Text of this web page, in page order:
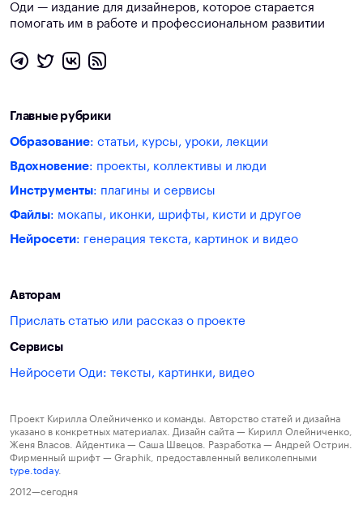
Оди — издание для дизайнеров, которое старается
помогать им в работе и профессиональном развитии
Главные рубрики
Образование: статьи, курсы, уроки, лекции
Вдохновение: проекты, коллективы и люди
Инструменты: плагины и сервисы
Файлы: мокапы, иконки, шрифты, кисти и другое
Нейросети: генерация текста, картинок и видео
Авторам
Прислать статью или рассказ о проекте
Сервисы
Нейросети Оди: тексты, картинки, видео
Проект Кирилла Олейниченко и команды. Авторство статей и дизайна
указано в конкретных материалах. Дизайн сайта — Кирилл Олейниченко,
Женя Власов. Айдентика — Саша Швецов. Разработка — Андрей Острин.
Фирменный шрифт — Graphik, предоставленный великолепными
type.today.
2012—сегодня